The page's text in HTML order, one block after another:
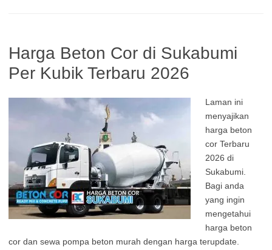
Harga Beton Cor di Sukabumi
Per Kubik Terbaru 2026
Laman ini
menyajikan
harga beton
cor Terbaru
2026 di
Sukabumi.
Bagi anda
yang ingin
mengetahui
harga beton
cor dan sewa pompa beton murah dengan harga terupdate.